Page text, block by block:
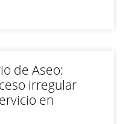
de Aseo:
irregular
en